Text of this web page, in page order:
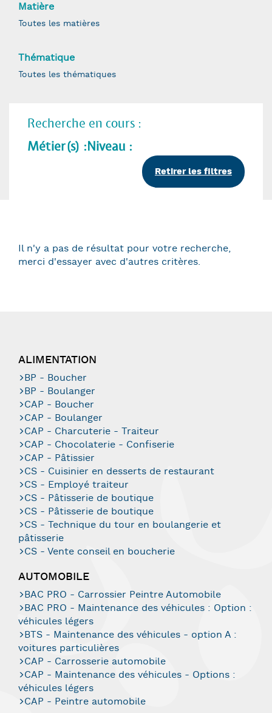
Matière
Thématique
Recherche en cours :
Métier(s) :Niveau :
Retirer les filtres
Il n'y a pas de résultat pour votre recherche,
merci d'essayer avec d'autres critères.
ALIMENTATION
BP - Boucher
BP - Boulanger
CAP - Boucher
CAP - Boulanger
CAP - Charcuterie - Traiteur
CAP - Chocolaterie - Confiserie
CAP - Pâtissier
CS - Cuisinier en desserts de restaurant
CS - Employé traiteur
CS - Pâtisserie de boutique
CS - Pâtisserie de boutique
CS - Technique du tour en boulangerie et
pâtisserie
CS - Vente conseil en boucherie
AUTOMOBILE
BAC PRO - Carrossier Peintre Automobile
BAC PRO - Maintenance des véhicules : Option :
véhicules légers
BTS - Maintenance des véhicules - option A :
voitures particulières
CAP - Carrosserie automobile
CAP - Maintenance des véhicules - Options :
véhicules légers
CAP - Peintre automobile